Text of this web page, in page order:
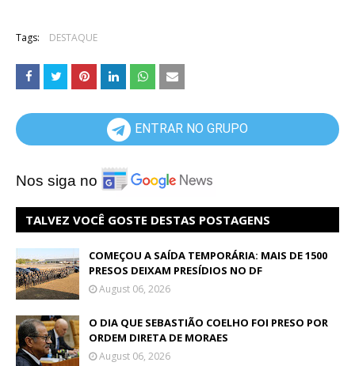
Tags: DESTAQUE
ENTRAR NO GRUPO
Nos siga no
TALVEZ VOCÊ GOSTE DESTAS POSTAGENS
COMEÇOU A SAÍDA TEMPORÁRIA: MAIS DE 1500
PRESOS DEIXAM PRESÍDIOS NO DF
August 06, 2026
O DIA QUE SEBASTIÃO COELHO FOI PRESO POR
ORDEM DIRETA DE MORAES
August 06, 2026